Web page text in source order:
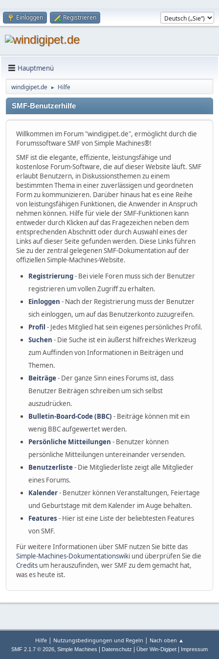
Einloggen Registrieren
Hauptmenü
windigipet.de ► Hilfe
SMF-Benutzerhilfe
Willkommen im Forum "windigipet.de", ermöglicht durch die
Forumssoftware SMF von Simple Machines®!
SMF ist die elegante, effiziente, leistungsfähige und
kostenlose Forum-Software, die auf dieser Website läuft. SMF
erlaubt Benutzern, in Diskussionsthemen zu einem
bestimmten Thema in einer zuverlässigen und geordneten
Form zu kommunizieren. Darüber hinaus hat es eine Reihe
von leistungsfähigen Funktionen, die Anwender in Anspruch
nehmen können. Hilfe für viele der SMF-Funktionen kann
entweder durch Klicken auf das Fragezeichen neben dem
entsprechenden Abschnitt oder durch Auswahl eines der
Links auf dieser Seite gefunden werden. Diese Links führen
Sie zu der zentral gelegenen SMF-Dokumentation auf der
offiziellen Simple-Machines-Website.
Registrierung- Bei viele Foren muss sich der Benutzer
registrieren um vollen Zugriff zu erhalten.
Einloggen - Nach der Registrierung muss der Benutzer
sich einloggen, um auf das Benutzerkonto zuzugreifen.
Profil - Jedes Mitglied hat sein eigenes persönliches Profil.
Suchen - Die Suche ist ein äußerst hilfreiches Werkzeug
zum Auffinden von Informationen in Beiträgen und
Themen.
Beiträge- Der ganze Sinn eines Forums ist, dass
Benutzer Beiträgen schreiben um sich selbst
auszudrücken.
Bulletin-Board-Code (BBC) - Beiträge können mit ein
wenig BBC aufgewertet werden.
Persönliche Mitteilungen - Benutzer können
persönliche Mitteilungen untereinander versenden.
Benutzerliste- Die Mitgliederliste zeigt alle Mitglieder
eines Forums.
Kalender- Benutzer können Veranstaltungen, Feiertage
und Geburtstage mit dem Kalender im Auge behalten.
Features - Hier ist eine Liste der beliebtesten Features
von SMF.
Für weitere Informationen über SMF nutzen Sie bitte das
Simple-Machines-Dokumentationswiki und überprüfen Sie die
Credits um herauszufinden, wer SMF zu dem gemacht hat,
was es heute ist.
Hilfe | Nutzungsbedingungen und Regeln | Nach oben ▲
SMF 2.1.7 © 2026, Simple Machines Datenschutz Über Win-Digipet Impressum